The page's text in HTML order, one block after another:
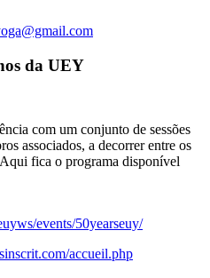
da UEY
com um conjunto de sessões
associados, a decorrer entre os
fica o programa disponível
events/50yearseuy/
accueil.php